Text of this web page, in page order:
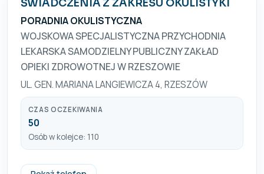
ŚWIADCZENIA Z ZAKRESU OKULISTYKI
PORADNIA OKULISTYCZNA
WOJSKOWA SPECJALISTYCZNA PRZYCHODNIA
LEKARSKA SAMODZIELNY PUBLICZNY ZAKŁAD
OPIEKI ZDROWOTNEJ W RZESZOWIE
UL. GEN. MARIANA LANGIEWICZA 4, RZESZÓW
CZAS OCZEKIWANIA
50
Osób w kolejce: 110
+48 261 155 909